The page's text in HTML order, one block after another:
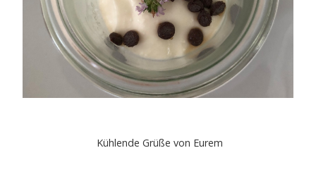
Kühlende Grüße von Eurem